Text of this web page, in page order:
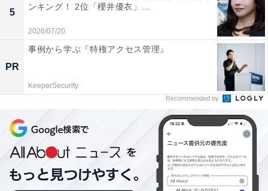
が集まりました。
5
ンキング！ 2位「櫻井優衣」...
2026/07/20
PR
事例から学ぶ『特権アクセス管理』
KeeperSecurity
Recommended by